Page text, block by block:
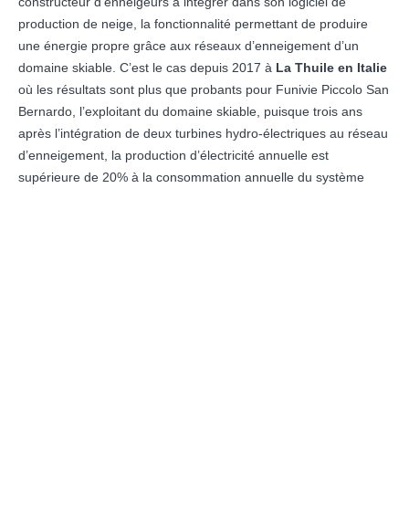
production de neige, la fonctionnalité permettant de produire
une énergie propre grâce aux réseaux d’enneigement d’un
domaine skiable. C’est le cas depuis 2017 à La Thuile en Italie
où les résultats sont plus que probants pour Funivie Piccolo San
Bernardo, l’exploitant du domaine skiable, puisque trois ans
après l’intégration de deux turbines hydro-électriques au réseau
d’enneigement, la production d’électricité annuelle est
supérieure de 20% à la consommation annuelle du système